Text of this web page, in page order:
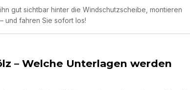
gut sichtbar hinter die Windschutzscheibe, montieren
und fahren Sie sofort los!
– Welche Unterlagen werden